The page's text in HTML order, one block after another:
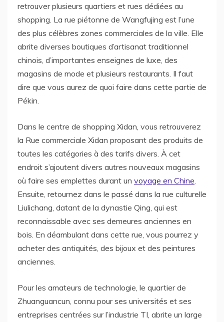
retrouver plusieurs quartiers et rues dédiées au
shopping. La rue piétonne de Wangfujing est l’une
des plus célèbres zones commerciales de la ville. Elle
abrite diverses boutiques d’artisanat traditionnel
chinois, d’importantes enseignes de luxe, des
magasins de mode et plusieurs restaurants. Il faut
dire que vous aurez de quoi faire dans cette partie de
Pékin.
Dans le centre de shopping Xidan, vous retrouverez
la Rue commerciale Xidan proposant des produits de
toutes les catégories à des tarifs divers. À cet
endroit s’ajoutent divers autres nouveaux magasins
où faire ses emplettes durant un voyage en Chine
Ensuite, retournez dans le passé dans la rue culturelle
Liulichang, datant de la dynastie Qing, qui est
reconnaissable avec ses demeures anciennes en
bois. En déambulant dans cette rue, vous pourrez y
acheter des antiquités, des bijoux et des peintures
anciennes.
Pour les amateurs de technologie, le quartier de
Zhuanguancun, connu pour ses universités et ses
entreprises centrées sur l’industrie TI, abrite un large